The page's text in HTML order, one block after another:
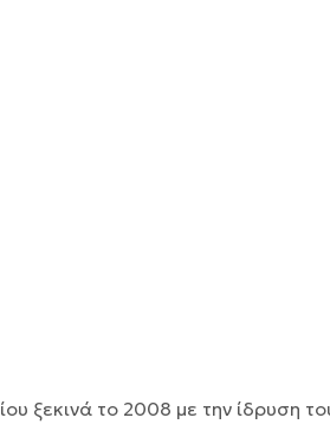
ξεκινά το 2008 με την ίδρυση